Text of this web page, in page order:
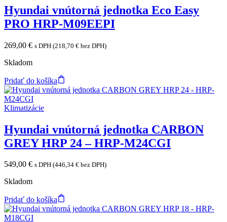
Hyundai vnútorná jednotka Eco Easy
PRO HRP-M09EEPI
269,00 € s DPH (218,70 € bez DPH)
Skladom
Pridať do košíka
Klimatizácie
Hyundai vnútorná jednotka CARBON
GREY HRP 24 – HRP-M24CGI
549,00 € s DPH (446,34 € bez DPH)
Skladom
Pridať do košíka